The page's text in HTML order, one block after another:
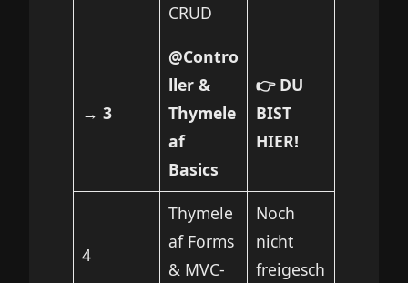
CRUD
→ 3
@Contro
ller &
Thymele
af
Basics
👉 DU
BIST
HIER!
4
Thymele
af Forms
& MVC-
Noch
nicht
freigesch